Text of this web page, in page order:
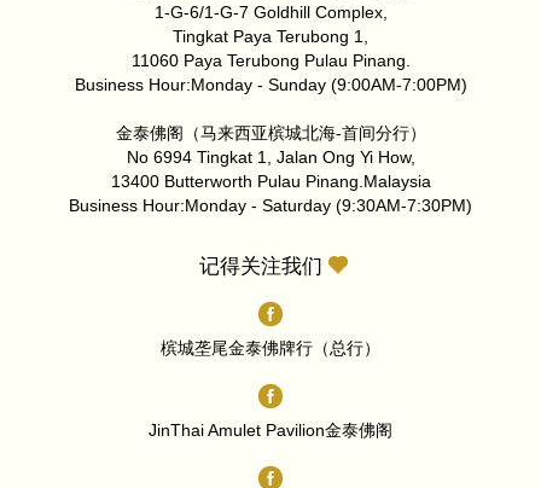
1-G-6/1-G-7 Goldhill Complex,
Tingkat Paya Terubong 1,
11060 Paya Terubong Pulau Pinang.
Business Hour:Monday - Sunday (9:00AM-7:00PM)
金泰佛阁（马来西亚槟城北海-首间分行）
No 6994 Tingkat 1, Jalan Ong Yi How,
13400 Butterworth Pulau Pinang.Malaysia
Business Hour:Monday - Saturday (9:30AM-7:30PM)
记得关注我们
槟城垄尾金泰佛牌行（总行）
JinThai Amulet Pavilion金泰佛阁